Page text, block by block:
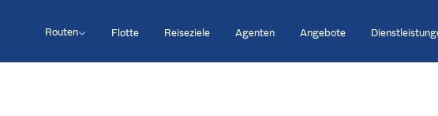
Routen Flotte Reiseziele Agenten Angebote